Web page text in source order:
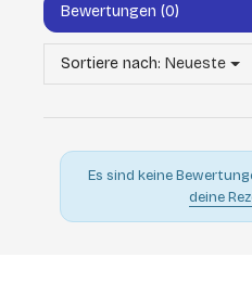
Bewertungen (0)
Sortiere nach: Neueste
Es sind keine
deine